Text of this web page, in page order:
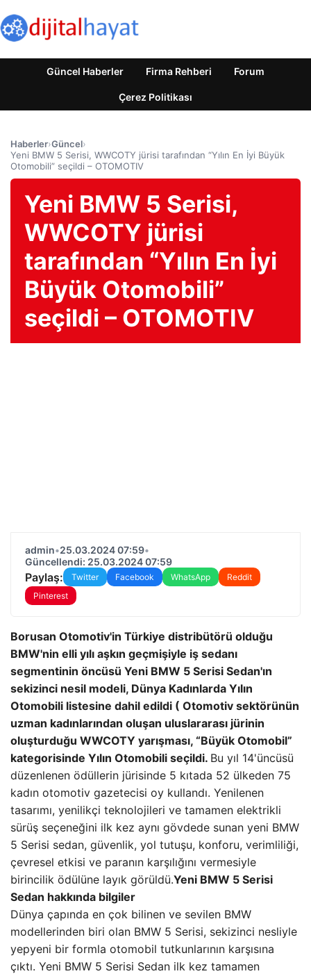
Güncel Haberler Firma Rehberi Forum
Çerez Politikası
Haberler›Güncel›
Yeni BMW 5 Serisi, WWCOTY jürisi tarafından “Yılın En İyi Büyük
Otomobili” seçildi – OTOMOTIV
Yeni BMW 5 Serisi,
WWCOTY jürisi
tarafından “Yılın En İyi
Büyük Otomobili”
seçildi – OTOMOTIV
admin•25.03.2024 07:59•
Güncellendi: 25.03.2024 07:59
Paylaş: Twitter Facebook WhatsApp
Reddit
Pinterest
Borusan Otomotiv'in Türkiye distribütörü olduğu
BMW'nin elli yılı aşkın geçmişiyle iş sedanı
segmentinin öncüsü Yeni BMW 5 Serisi Sedan'ın
sekizinci nesil modeli, Dünya Kadınlarda Yılın
Otomobili listesine dahil edildi ( Otomotiv sektörünün
uzman kadınlarından oluşan uluslararası jürinin
oluşturduğu WWCOTY yarışması, “Büyük Otomobil”
kategorisinde Yılın Otomobili seçildi. Bu yıl 14'üncüsü
düzenlenen ödüllerin jürisinde 5 kıtada 52 ülkeden 75
kadın otomotiv gazetecisi oy kullandı. Yenilenen
tasarımı, yenilikçi teknolojileri ve tamamen elektrikli
sürüş seçeneğini ilk kez aynı gövdede sunan yeni BMW
5 Serisi sedan, güvenlik, yol tutuşu, konforu, verimliliği,
çevresel etkisi ve paranın karşılığını vermesiyle
birincilik ödülüne layık görüldü.Yeni BMW 5 Serisi
Sedan hakkında bilgiler
Dünya çapında en çok bilinen ve sevilen BMW
modellerinden biri olan BMW 5 Serisi, sekizinci nesliyle
yepyeni bir formla otomobil tutkunlarının karşısına
çıktı. Yeni BMW 5 Serisi Sedan ilk kez tamamen